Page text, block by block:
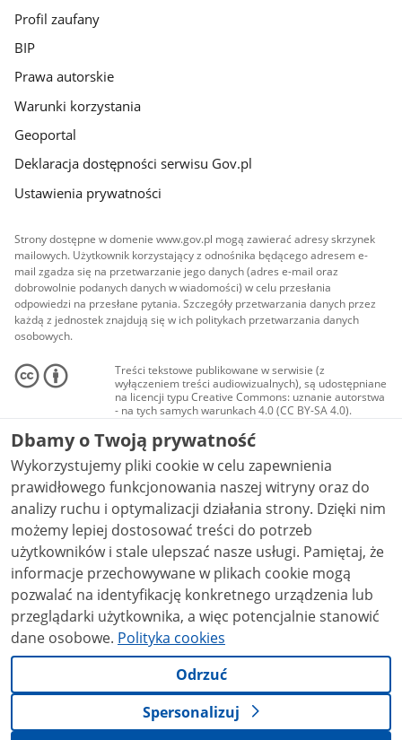
Profil zaufany
BIP
Prawa autorskie
Warunki korzystania
Geoportal
Deklaracja dostępności serwisu Gov.pl
Ustawienia prywatności
Strony dostępne w domenie www.gov.pl mogą zawierać adresy skrzynek
mailowych. Użytkownik korzystający z odnośnika będącego adresem e-
mail zgadza się na przetwarzanie jego danych (adres e-mail oraz
dobrowolnie podanych danych w wiadomości) w celu przesłania
odpowiedzi na przesłane pytania. Szczegóły przetwarzania danych przez
każdą z jednostek znajdują się w ich politykach przetwarzania danych
osobowych.
Treści tekstowe publikowane w serwisie (z
wyłączeniem treści audiowizualnych), są udostępniane
na licencji typu Creative Commons: uznanie autorstwa
- na tych samych warunkach 4.0 (CC BY-SA 4.0).
Materiały audiowizualne, w tym zdjęcia, materiały
audio i wideo, są udostępniane na licencji typu
Creative Commons: uznanie autorstwa użycie
niekomercyjne - bez utworów zależnych 4.0 (CC BY-
NC-ND 4.0), o ile nie jest to stwierdzone inaczej.
Dbamy o Twoją prywatność
Wykorzystujemy pliki cookie w celu zapewnienia
prawidłowego funkcjonowania naszej witryny oraz do
analizy ruchu i optymalizacji działania strony. Dzięki nim
możemy lepiej dostosować treści do potrzeb
użytkowników i stale ulepszać nasze usługi. Pamiętaj, że
informacje przechowywane w plikach cookie mogą
pozwalać na identyfikację konkretnego urządzenia lub
przeglądarki użytkownika, a więc potencjalnie stanowić
dane osobowe. Polityka cookies
Odrzuć
Spersonalizuj